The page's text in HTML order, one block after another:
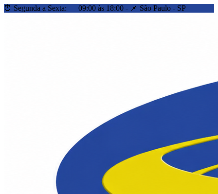
⏰ Segunda a Sexta: — 09:00 às 18:00 - 📌 São Paulo - SP